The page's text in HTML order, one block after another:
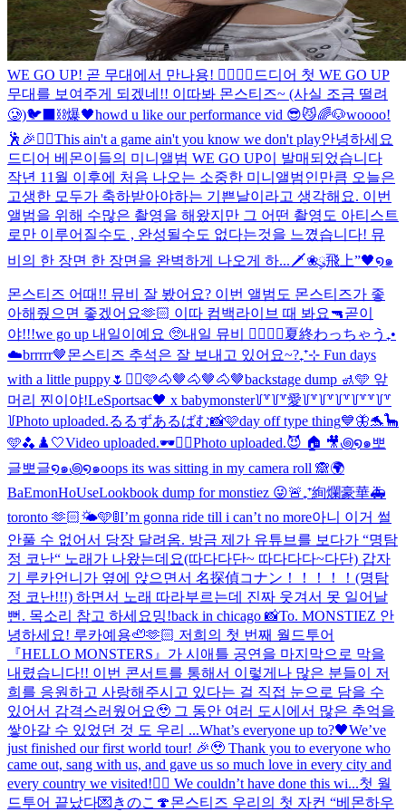
WE GO UP! 곧 무대에서 만나용! ❤️‍🔥❤️‍🔥 드디어 첫 WE GO UP
무대를 보여주게 되겠네!! 이따봐 몬스티즈~ (사실 조금 떨려
🥲)🐦‍⬛⛓️爆🖤howd u like our performance vid 😎😼🌈🐶woooo!
🕺🎉❤️‍🔥This ain't a game ain't you know we don't play안녕하세요
드디어 베몬이들의 미니앨범 WE GO UP이 발매되었습니다
작년 11월 이후에 처음 나오는 소중한 미니앨범인만큼 오늘은
고생한 모두가 축하받아야하는 기쁜날이라고 생각해요. 이번
앨범을 위해 수많은 촬영을 해왔지만 그 어떤 촬영도 아티스트
로만 이루어질수도 , 완성될수도 없다는것을 느꼈습니다! 뮤
비의 한 장면 한 장면을 완벽하게 나오게 하... 🗡️❀ུ۪飛上”🖤໑๑
몬스티즈 어때!! 뮤비 잘 봤어요? 이번 앨범도 몬스티즈가 좋
아해줬으면 좋겠어요🫶🏻 이따 컴백라이브 때 봐요🔫곧이
야!!!we go up 내일이예요 🥺내일 뮤비 ❤️‍🔥❤️‍🔥夏終わっちゃう₊•
☁️brrrrr🤎몬스티즈 추석은 잘 보내고 있어요~?₊⁺⊹ Fun days
with a little puppy🌷 ✌🏻🩷🐴🤎🐴🤎🐴🤎backstage dump 🚮🩵 앞
머리 찐이야!LeSportsac🖤 x babymonster꒦꒷꒦꒷愛꒦꒷꒦꒷꒦꒷꒦꒷꒷꒦꒷
꒦Photo uploaded.るるずあるばむ📸🩷day off type thing💙🦋🐬🦕
🩵🫐 ♟️🤍Video uploaded.🕶️✌🏻Photo uploaded.😈 🏠 🎥꩜໑๑뽀
글뽀글໑๑꩜໑๑oops its was sitting in my camera roll 🙈🌍
BaEmonHoUseLookbook dump for monstiez 😜🚨₊⁺絢爛豪華🚑
toronto 🫶🏻🌤️🩵🚦I’m gonna ride till i can’t no more아니 이거 썰
안풀 수 없어서 당장 달려옴. 방금 제가 유튜브를 보다가 “명탐
정 코난“ 노래가 나왔는데요(따다다단~ 따다다다~다단) 갑자
기 루카언니가 옆에 앉으면서 名探偵コナン！！！！！(명탐
정 코난!!!) 하면서 노래 따라부르는데 진짜 웃겨서 못 일어날
뻔. 목소리 참고 하세요밍!back in chicago 📸To. MONSTIEZ 안
녕하세요! 루카예용🦥🫶🏻 저희의 첫 번째 월드투어
『HELLO MONSTERS』가 시애틀 공연을 마지막으로 막을
내렸습니다!! 이번 콘서트를 통해서 이렇게나 많은 분들이 저
희를 응원하고 사랑해주시고 있다는 걸 직접 눈으로 담을 수
있어서 감격스러웠어요🥹 그 동안 여러 도시에서 많은 추억을
쌓아갈 수 있었던 것 도 우리 ...What’s everyone up to?🖤We’ve
just finished our first world tour! 🎉🥹 Thank you to everyone who
came out, sang with us, and gave us so much love in every city and
every country we visited!❤️‍🔥 We couldn’t have done this wi...첫 월
드투어 끝났다💌 きのこ🍄몬스티즈 우리의 첫 자컨 “베몬하우